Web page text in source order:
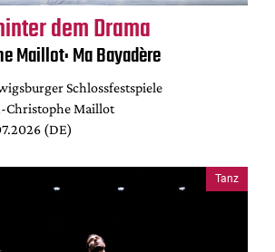
dem Drama
Maillot: Ma Bayadère
Schlossfestspiele
Christophe Maillot
(DE)
Tanz